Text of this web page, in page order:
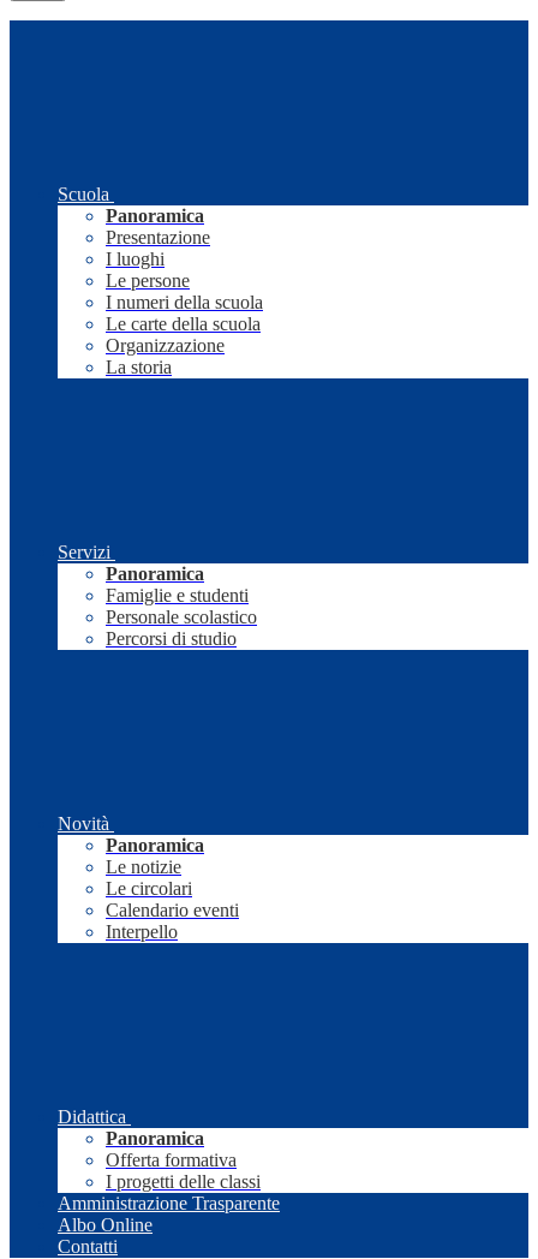
Scuola
Panoramica
Presentazione
I luoghi
Le persone
I numeri della scuola
Le carte della scuola
Organizzazione
La storia
Servizi
Panoramica
Famiglie e studenti
Personale scolastico
Percorsi di studio
Novità
Panoramica
Le notizie
Le circolari
Calendario eventi
Interpello
Didattica
Panoramica
Offerta formativa
I progetti delle classi
Amministrazione Trasparente
Albo Online
Contatti